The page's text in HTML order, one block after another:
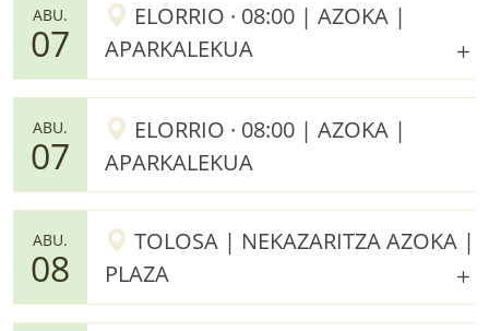
ABU.
07
ELORRIO · 08:00 | AZOKA |
APARKALEKUA
ABU.
07
ELORRIO · 08:00 | AZOKA |
APARKALEKUA
ABU.
08
TOLOSA | NEKAZARITZA AZOKA |
PLAZA